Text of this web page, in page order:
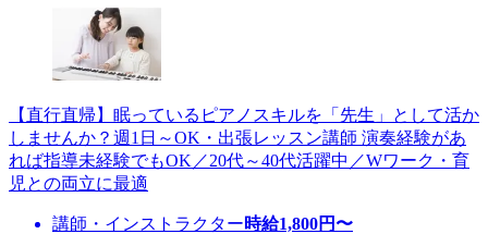
【直行直帰】眠っているピアノスキルを「先生」として活か
しませんか？週1日～OK・出張レッスン講師 演奏経験があ
れば指導未経験でもOK／20代～40代活躍中／Wワーク・育
児との両立に最適
講師・インストラクター時給1,800円〜